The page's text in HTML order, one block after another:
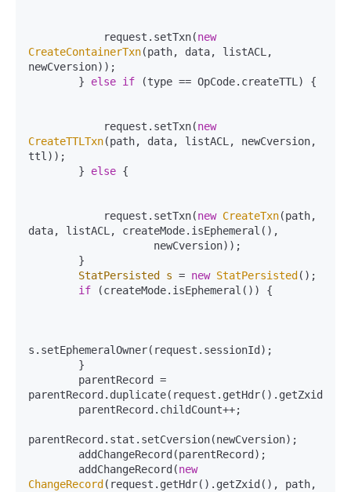
            request.setTxn(
new
CreateContainerTxn(path, data, listACL,
newCversion));
        }
else if (type == OpCode.createTTL) {
            request.setTxn(
new
CreateTTLTxn(path, data, listACL, newCversion,
ttl));
        }
else {
            request.setTxn(
new CreateTxn(path,
data, listACL, createMode.isEphemeral(),
StatPersisted
s = new StatPersisted ();
if (createMode.isEphemeral()) {
s.setEphemeralOwner(request.sessionId);
parentRecord.duplicate(request.getHdr().getZxid());
parentRecord.stat.setCversion(newCversion);
        addChangeRecord(
new
ChangeRecord (request.getHdr().getZxid(), path,